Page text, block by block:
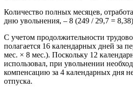
Количество полных месяцев,
дню увольнения, – 8 (249 / 29,7 =
С учетом продолжительности
полагается 16 календарных дней за
мес. × 8 мес.). Поскольку 12
использовал, при увольнении
компенсацию за 4 календарных дня
отпуска.